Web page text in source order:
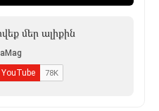
մեր ալիքին